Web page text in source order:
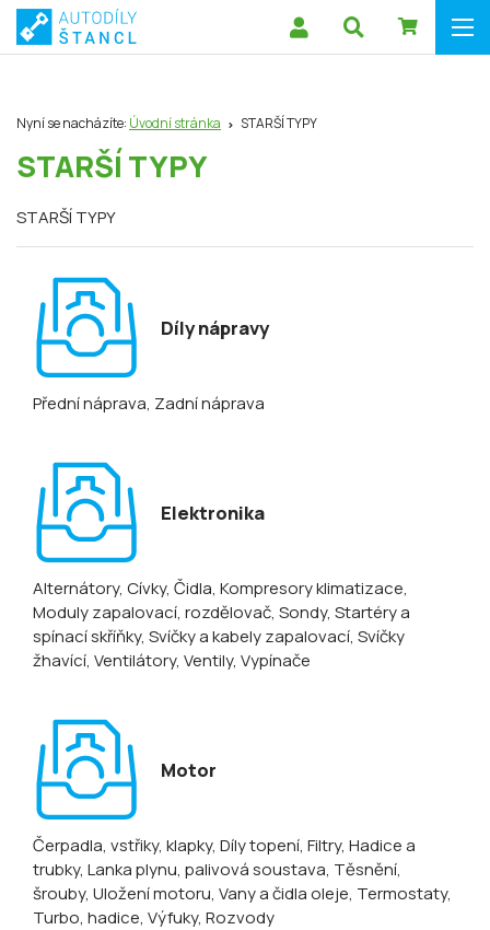
Nyní se nacházíte: Úvodní stránka STARŠÍ TYPY
STARŠÍ TYPY
STARŠÍ TYPY
Díly nápravy
Přední náprava, Zadní náprava
Elektronika
Alternátory, Cívky, Čidla, Kompresory klimatizace,
Moduly zapalovací, rozdělovač, Sondy, Startéry a
spínací skříňky, Svíčky a kabely zapalovací, Svíčky
žhavící, Ventilátory, Ventily, Vypínače
Motor
Čerpadla, vstřiky, klapky, Díly topení, Filtry, Hadice a
trubky, Lanka plynu, palivová soustava, Těsnění,
šrouby, Uložení motoru, Vany a čidla oleje, Termostaty,
Turbo, hadice, Výfuky, Rozvody